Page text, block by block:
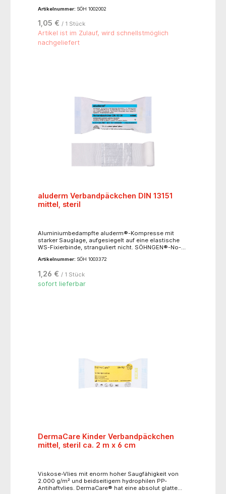
unbedenklich, frei von chemischen Bindemitteln. EO-
DermaCare® Kompresse, aufgesiegelt auf
elastische WS-Fixierbinde, stranguliert nicht.
SÖHNGEN® No-Touch-Wicklung. Einzeln steril
verpackt. Binde ca. 3 m (ged.) x 6 cm, Kompresse ca.
Artikelnummer: SÖH 1002002
1,05 € / 1 Stück
Artikel ist im Zulauf, wird schnellstmöglich
nachgeliefert
aluderm Verbandpäckchen DIN 13151
mittel, steril
Aluminiumbedampfte aluderm®-Kompresse mit
starker Sauglage, aufgesiegelt auf eine elastische
WS-Fixierbinde, stranguliert nicht. SÖHNGEN®-No-
m (ged.) x 8 cm, Kompresse ca. 8 x 10 cm
Artikelnummer: SÖH 1003372
1,26 € / 1 Stück
sofort lieferbar
DermaCare Kinder Verbandpäckchen
mittel, steril ca. 2 m x 6 cm
Viskose-Vlies mit enorm hoher Saugfähigkeit von
2.000 g/m² und beidseitigem hydrophilen PP-
Antihaftvlies. DermaCare® hat eine absolut glatte